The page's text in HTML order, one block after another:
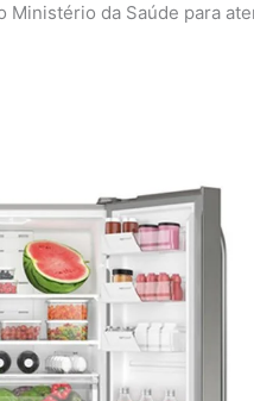
Ministério da Saúde para